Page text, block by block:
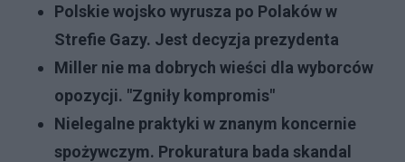
Polskie wojsko wyrusza po Polaków w
Strefie Gazy. Jest decyzja prezydenta
Miller nie ma dobrych wieści dla wyborców
opozycji. "Zgniły kompromis"
Nielegalne praktyki w znanym koncernie
spożywczym. Prokuratura bada skandal